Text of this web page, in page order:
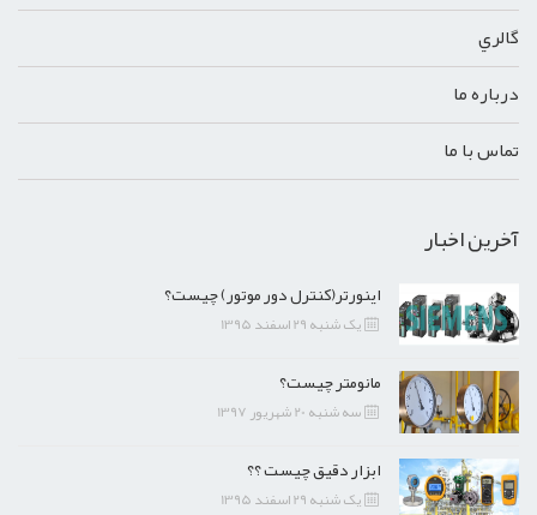
گالري
درباره ما
تماس با ما
آخرین اخبار
اینورتر(کنترل دور موتور) چیست؟
یک شنبه 29 اسفند 1395
مانومتر چیست؟
سه شنبه 20 شهریور 1397
ابزار دقیق چیست ؟؟
یک شنبه 29 اسفند 1395